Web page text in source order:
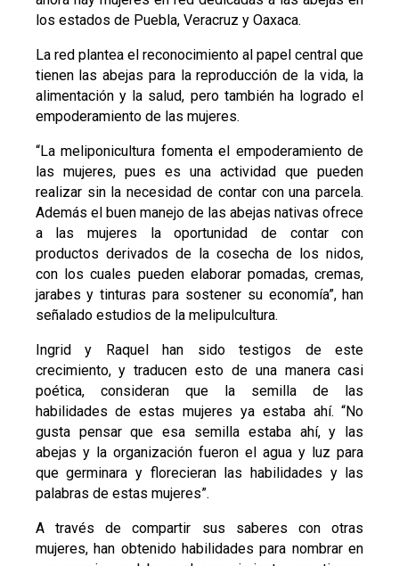
los estados de Puebla, Veracruz y Oaxaca.
La red plantea el reconocimiento al papel central que
tienen las abejas para la reproducción de la vida, la
alimentación y la salud, pero también ha logrado el
empoderamiento de las mujeres.
“La meliponicultura fomenta el empoderamiento de
las mujeres, pues es una actividad que pueden
realizar sin la necesidad de contar con una parcela.
Además el buen manejo de las abejas nativas ofrece
a las mujeres la oportunidad de contar con
productos derivados de la cosecha de los nidos,
con los cuales pueden elaborar pomadas, cremas,
jarabes y tinturas para sostener su economía”, han
señalado estudios de la melipulcultura.
Ingrid y Raquel han sido testigos de este
crecimiento, y traducen esto de una manera casi
poética, consideran que la semilla de las
habilidades de estas mujeres ya estaba ahí. “No
gusta pensar que esa semilla estaba ahí, y las
abejas y la organización fueron el agua y luz para
que germinara y florecieran las habilidades y las
palabras de estas mujeres”.
A través de compartir sus saberes con otras
mujeres, han obtenido habilidades para nombrar en